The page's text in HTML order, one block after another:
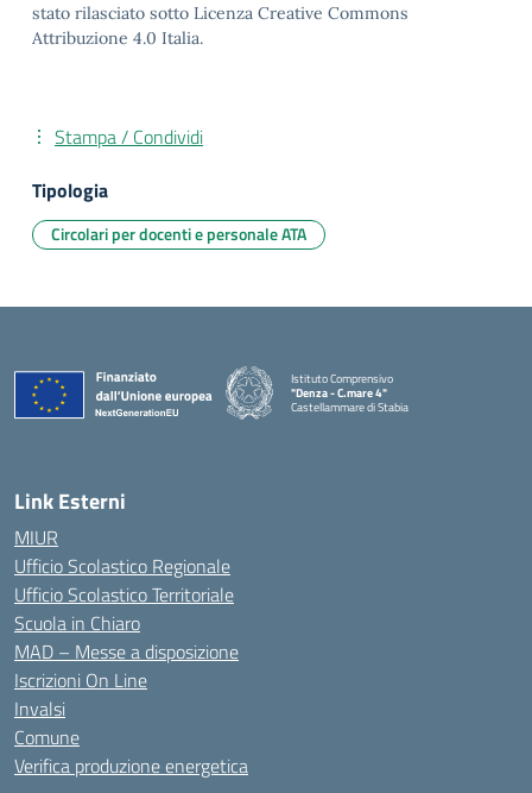
stato rilasciato sotto Licenza Creative Commons
Attribuzione 4.0 Italia.
Stampa / Condividi
Tipologia
Circolari per docenti e personale ATA
Istituto Comprensivo
"Denza - C.mare 4"
Castellammare di Stabia
Link Esterni
MIUR
Ufficio Scolastico Regionale
Ufficio Scolastico Territoriale
Scuola in Chiaro
MAD – Messe a disposizione
Iscrizioni On Line
Invalsi
Comune
Verifica produzione energetica